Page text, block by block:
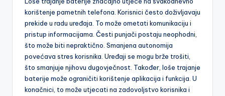
korištenje pametnih telefona. Korisnici često doživljavaju
prekide u radu uređaja. To može ometati komunikaciju i
pristup informacijama. Česti punjači postaju neophodni,
što može biti nepraktično. Smanjena autonomija
povećava stres korisnika. Uređaji se mogu brže trošiti,
što smanjuje njihovu dugovječnost. Također, loše trajanje
baterije može ograničiti korištenje aplikacija i funkcija. U
konačnici, to može utjecati na zadovoljstvo korisnika i